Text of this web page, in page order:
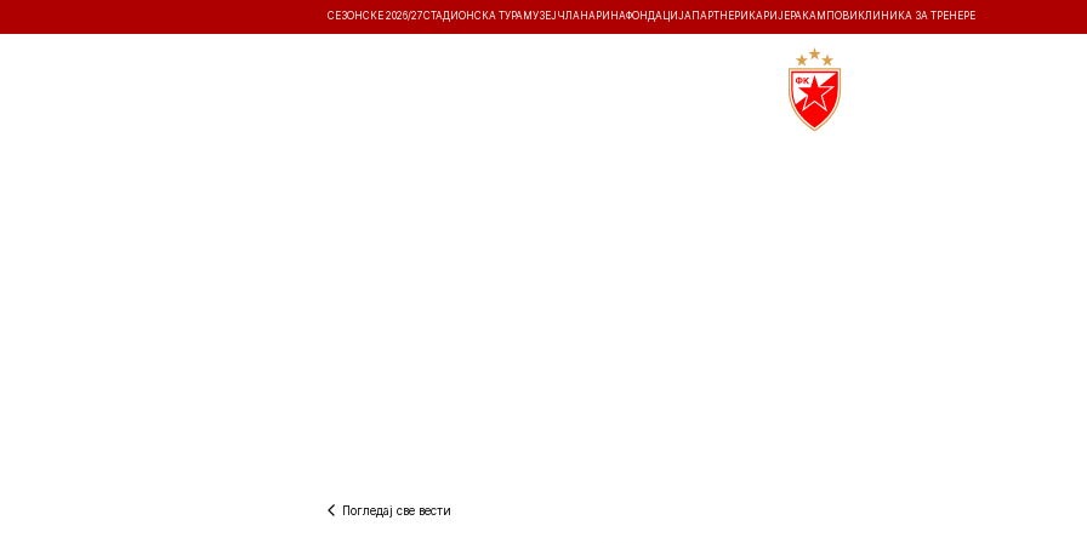
СЕЗОНСКЕ 2026/27СТАДИОНСКА ТУРА МУЗЕЈ ЧЛАНАРИНАФОНДАЦИЈА ПАРТНЕРИ КАРИЈЕРА КАМПОВИ КЛИНИКА ЗА ТРЕНЕРЕ
Погледај све вести